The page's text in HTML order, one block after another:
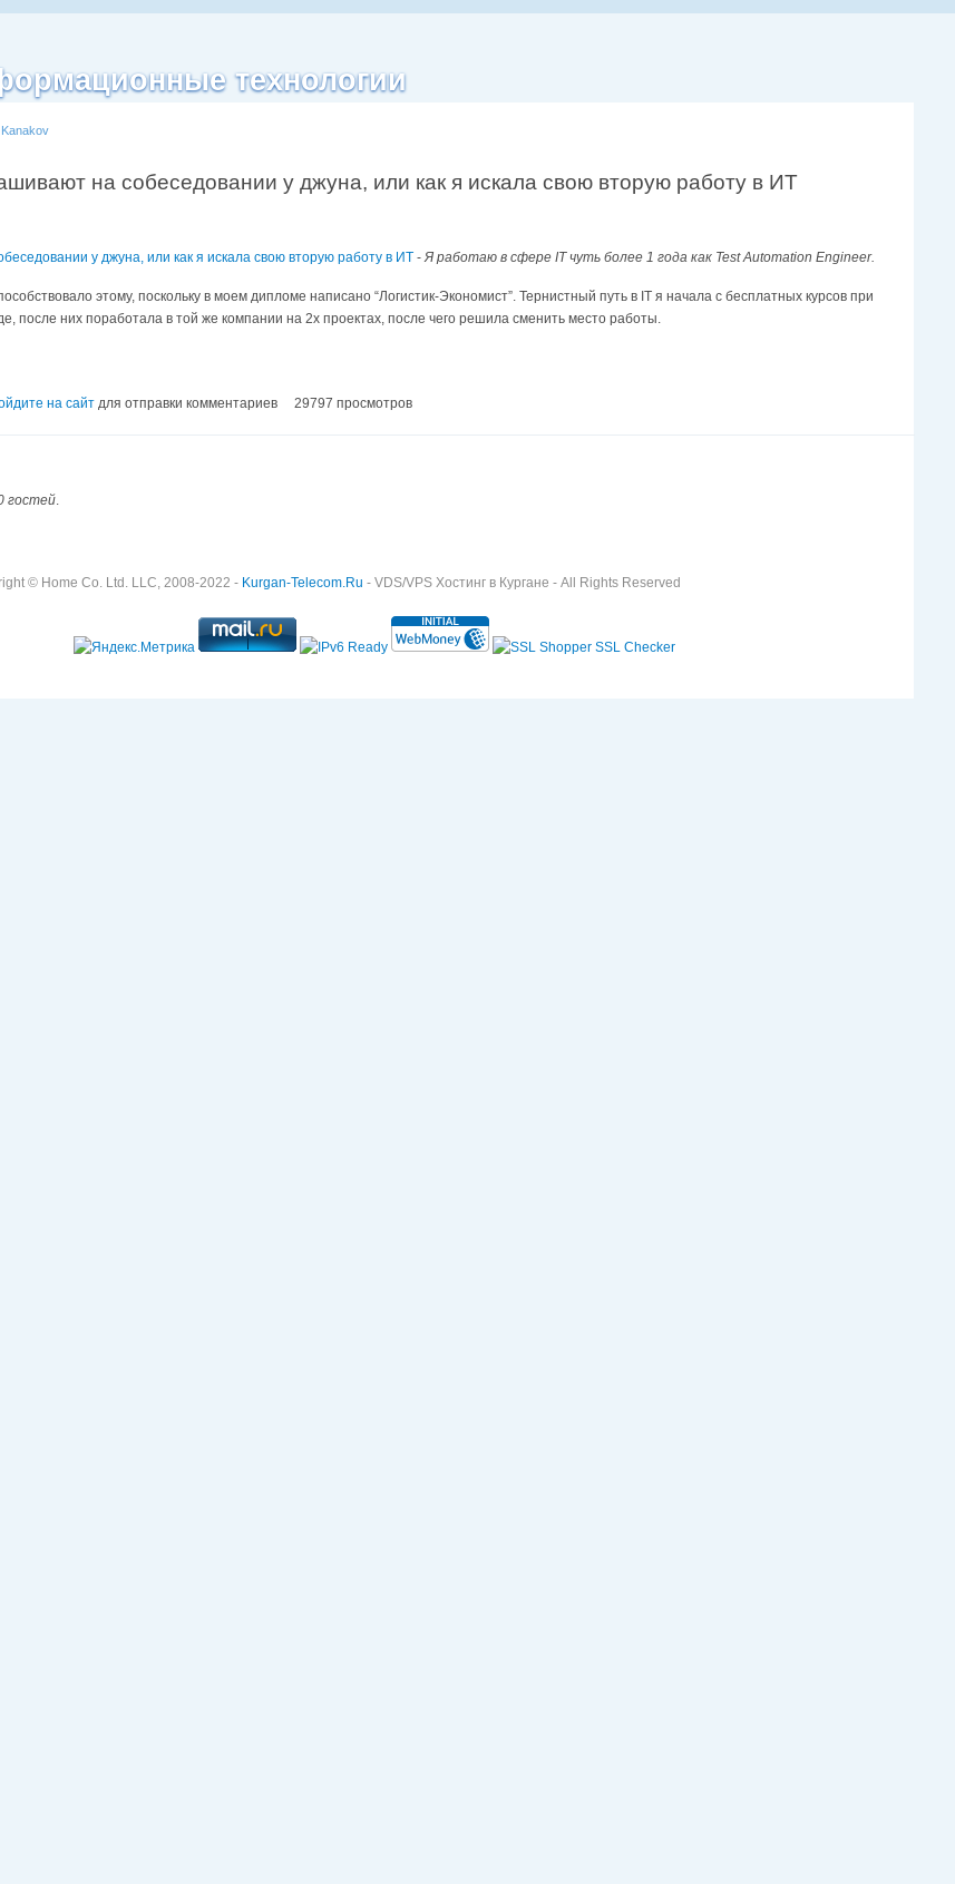
технологии
Kanakov
на собеседовании у джуна, или как я искала свою вторую работу в ИТ
у джуна, или как я искала свою вторую работу в ИТ -Я работаю в сфере IT чуть более 1 года как Test Automation Engineer.
этому, поскольку в моем дипломе написано “Логистик-Экономист”. Тернистный путь в IT я начала с бесплатных курсов при
после них поработала в той же компании на 2х проектах, после чего решила сменить место работы.
на сайт для отправки комментариев 29797 просмотров
гостей
© Home Co. Ltd. LLC, 2008-2022 - Kurgan-Telecom.Ru - VDS/VPS Хостинг в Кургане - All Rights Reserved